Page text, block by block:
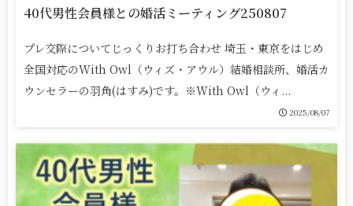
40代男性会員様との婚活ミーティング250807
プレ交際についてじっくりお打ち合わせ 埼玉・東京をはじめ
全国対応のWith Owl（ウィズ・アウル）結婚相談所、婚活カ
ウンセラーの羽角(はすみ)です。※With Owl（ウィ...
2025/08/07